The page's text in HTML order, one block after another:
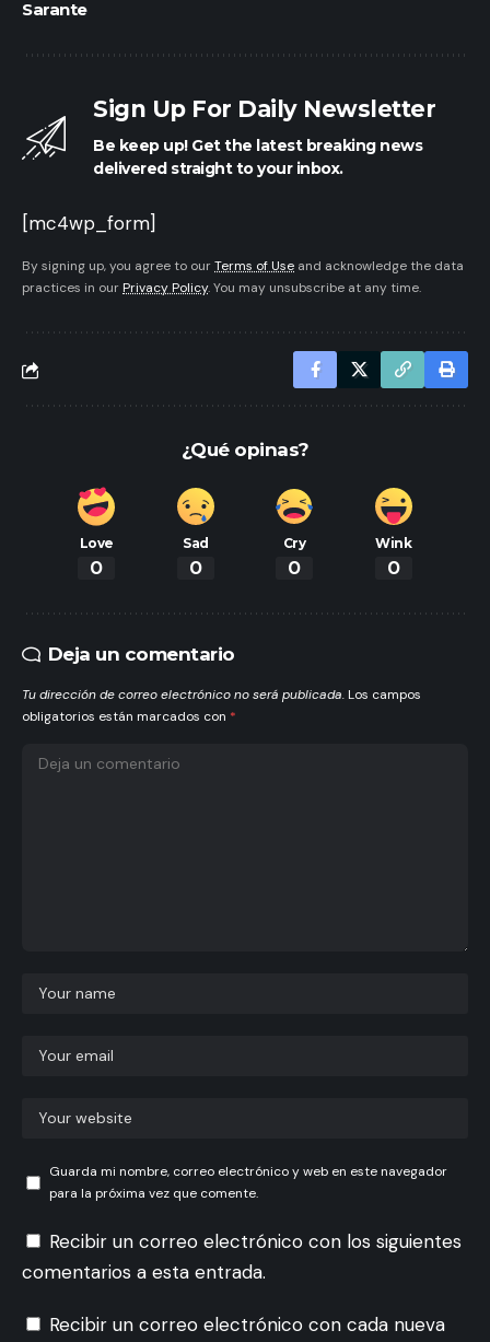
Sarante
Sign Up For Daily Newsletter
Be keep up! Get the latest breaking news
delivered straight to your inbox.
[mc4wp_form]
By signing up, you agree to ourTerms of Use and acknowledge the data
practices in our Privacy Policy. You may unsubscribe at any time.
¿Qué opinas?
Love
0
Sad
0
Cry
0
Wink
0
Deja un comentario
Tu dirección de correo electrónico no será publicada. Los campos
obligatorios están marcados con *
Guarda mi nombre, correo electrónico y web en este navegador
para la próxima vez que comente.
Recibir un correo electrónico con los siguientes
comentarios a esta entrada.
Recibir un correo electrónico con cada nueva